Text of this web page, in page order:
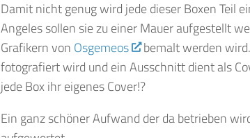
Damit nicht genug wird jede dieser Boxen Teil
Angeles sollen sie zu einer Mauer aufgestellt
Grafikern von Osgemeos
bemalt werden
fotografiert wird und ein Ausschnitt dient als
jede Box ihr eigenes Cover!?
Ein ganz schöner Aufwand der da betrieben